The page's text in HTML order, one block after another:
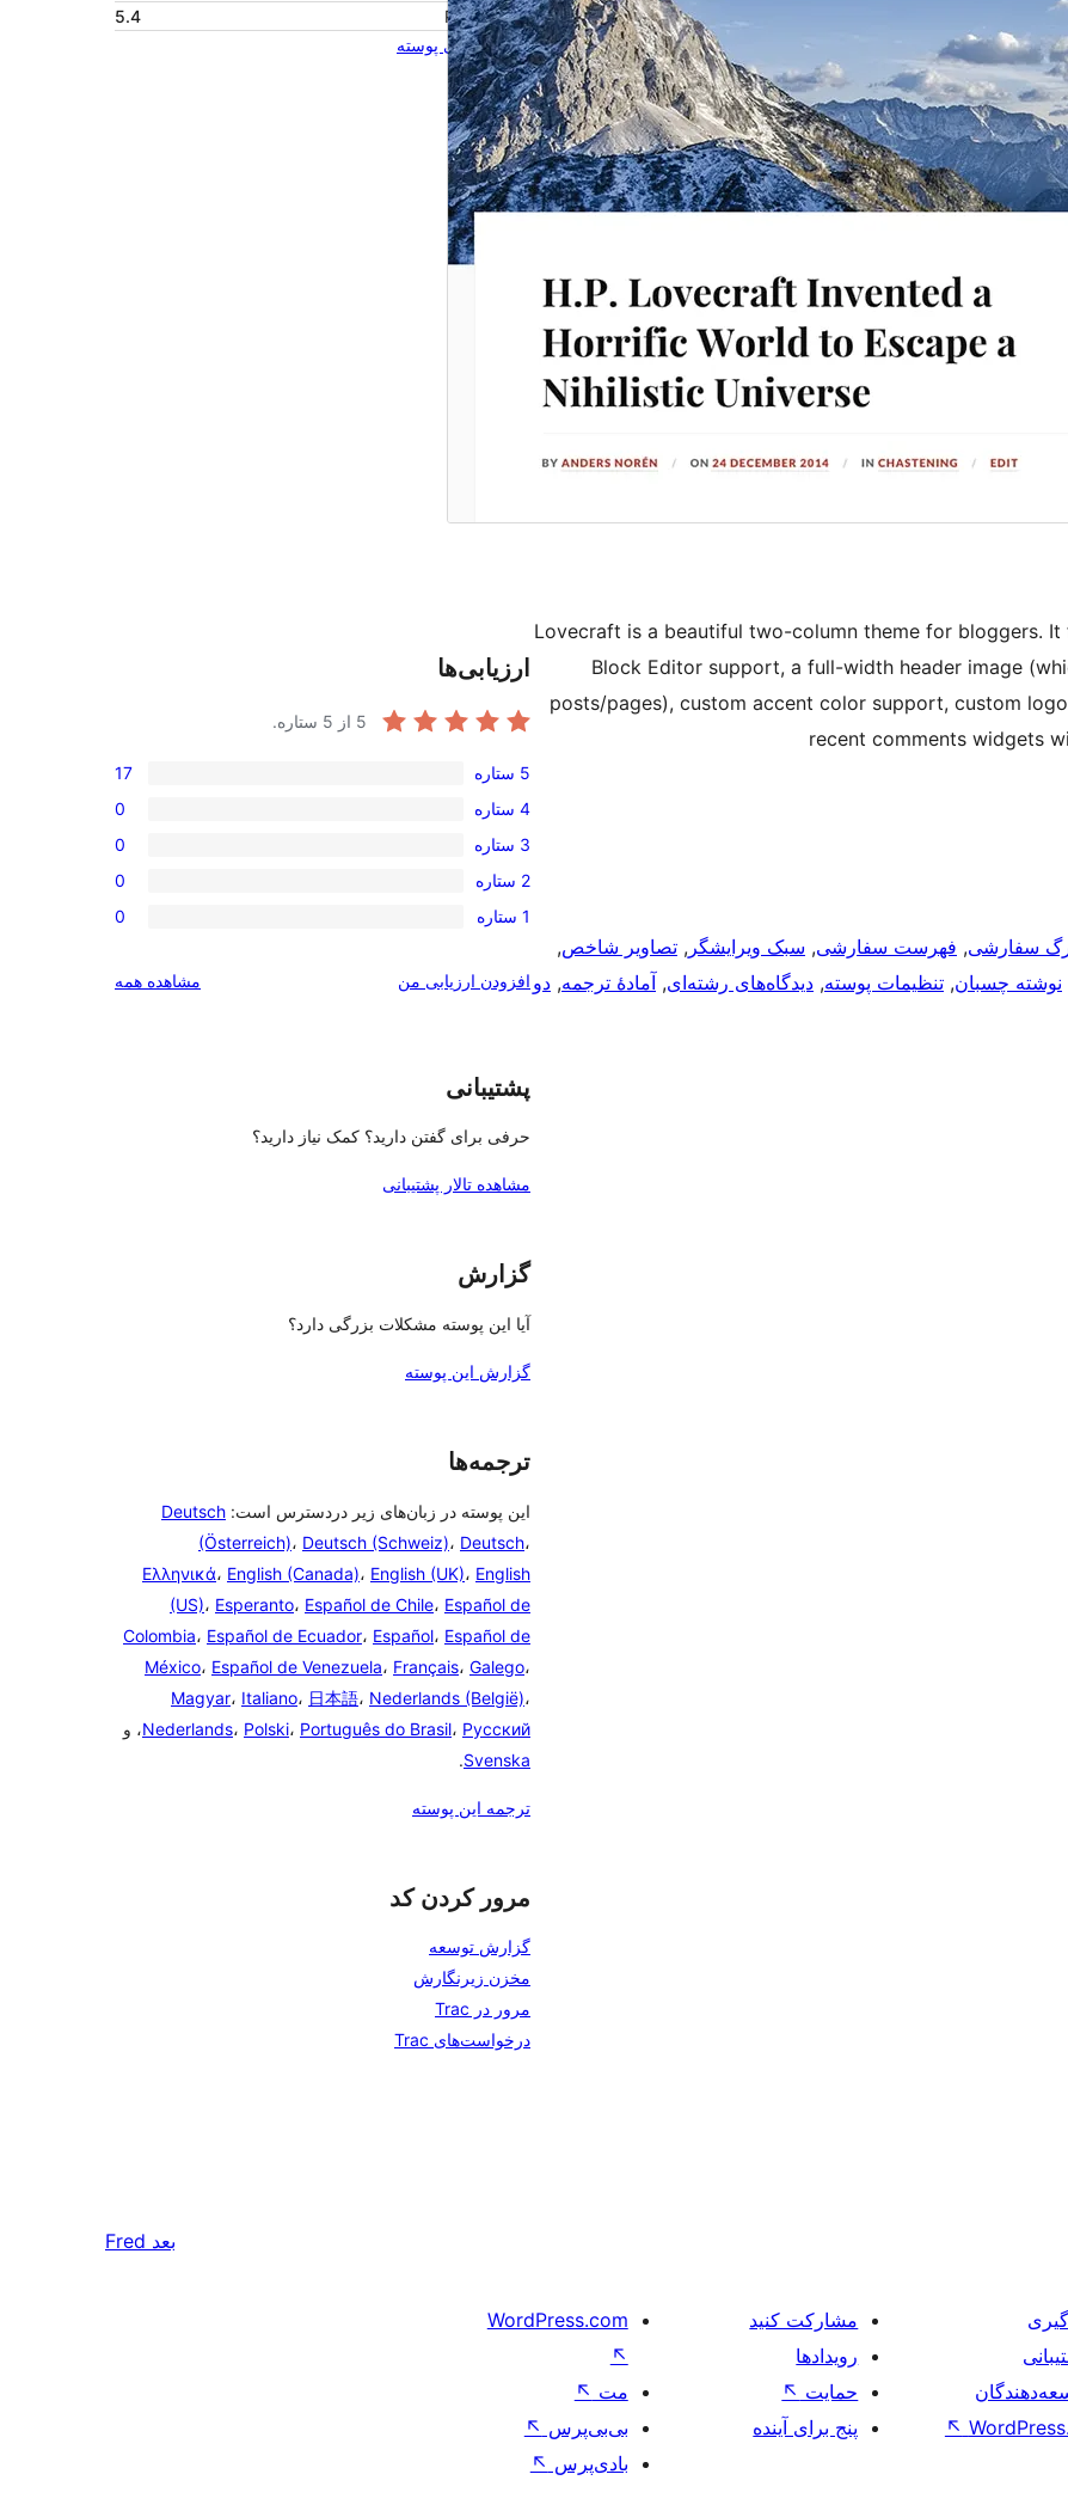
نگارش PHP
5.4
صفحه اصلی پوسته
Lovecraft is a beautiful two-column theme for bloggers.
Block Editor support, a full-width header image
posts/pages), custom accent color support, custom
recent comments widgets
سفارشی, فهرست سفارشی, سبک ویرایشگر , تصاویر شاخص,
نوشته چسبان, تنظیمات پوسته, دیدگاه‌های رشته‌ای, آمادهٔ ترجمه, دو
ارزیابی‌ها
5 از 5 ستاره.
امتیاز
17
ستاره
5 ستاره 17
امتیاز
0
4-
ستاره
4 ستاره 0
امتیاز
0
3-
3 ستاره 0
امتیاز
0
ستاره
2 ستاره 0
امتیاز
1-
1 ستاره 0
افزودن ارزیابی من مشاهده همه
پشتیبانی
حرفی برای گفتن دارید؟ کمک نیاز دارید؟
مشاهده تالار پشتیبانی
گزارش
آیا این پوسته مشکلات بزرگی دارد؟
گزارش این پوسته
ترجمه‌ها
این پوسته در زبان‌های زیر دردسترس است: Deutsch
(Österreich)، Deutsch (Schweiz)، Deutsch،
Ελληνικά، English (Canada)، English (UK)، English
(US)، Esperanto، Español de Chile، Español de
Colombia، Español de Ecuador، Español، Español de
México، Español de Venezuela، Français، Galego،
Magyar، Italiano، 日本語، Nederlands (België)،
Nederlands، Polski، Português do Brasil، Русский
، و
Svenska
.
ترجمه این پوسته
مرور کردن کد
گزارش توسعه
مخزن زیرنگارش
مرور در Trac
درخواست‌های Trac
بعد Fred
↖
مشارکت کنید
رویدادها
حمایت ↖
پنج برای آینده
WordPress.com
↖
مت ↖
بی‌بی‌پرس ↖
بادی‌پرس ↖